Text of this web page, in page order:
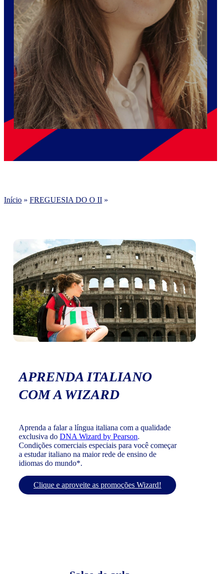
Início » FREGUESIA DO O II »
APRENDA ITALIANO
COM A WIZARD
Aprenda a falar a língua italiana com a qualidade
exclusiva do DNA Wizard by Pearson.
Condições comerciais especiais para você começar
a estudar italiano na maior rede de ensino de
idiomas do mundo*.
Clique e aproveite as promoções Wizard!